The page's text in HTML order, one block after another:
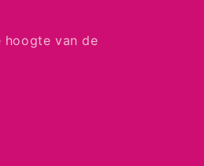
hoogte van de